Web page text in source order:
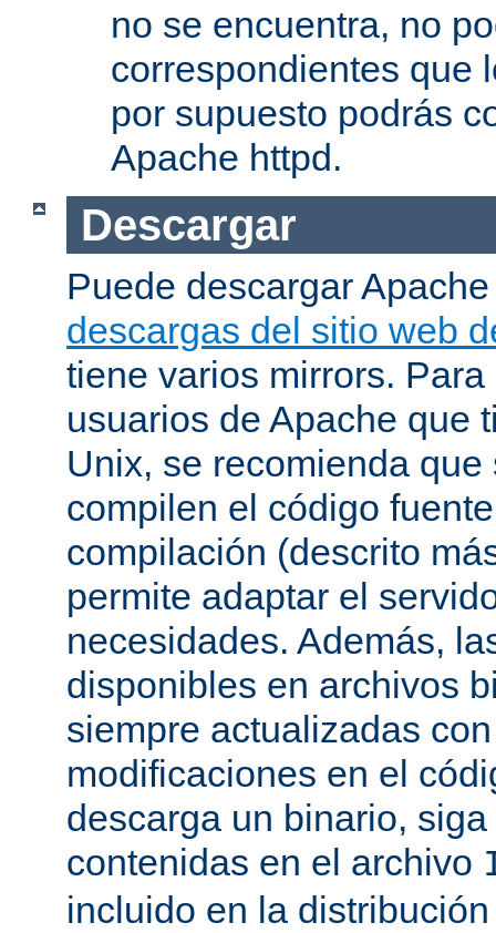
no se encuentra, no
correspondientes que
por supuesto podrás
Apache httpd.
Descargar
Puede descargar
descargas del sitio web
tiene varios mirrors.
usuarios de Apache que
Unix, se recomienda
compilen el código
compilación (descrito
permite adaptar el
necesidades. Además,
disponibles en archivos
siempre actualizadas
modificaciones en el
descarga un binario,
contenidas en el archivo
incluido en la distribución